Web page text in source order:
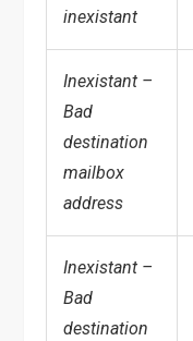
inexistant
Inexistant –
Bad
destination
mailbox
address
Inexistant –
Bad
destination